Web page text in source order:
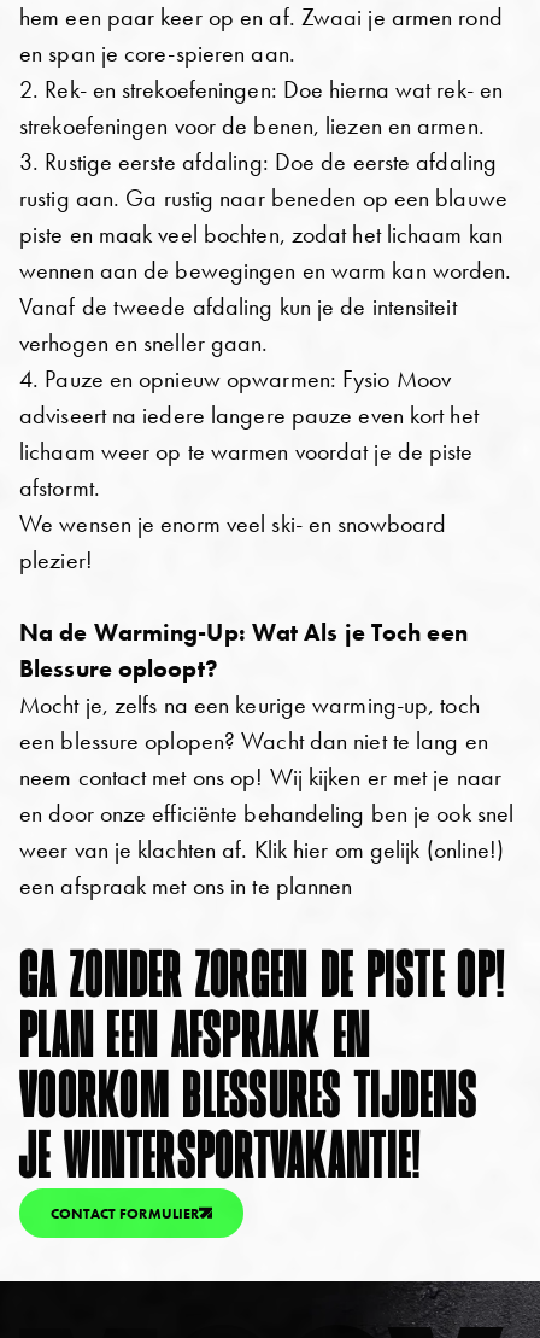
hem een paar keer op en af. Zwaai je armen rond
en span je core-spieren aan.
2. Rek- en strekoefeningen: Doe hierna wat rek- en
strekoefeningen voor de benen, liezen en armen.
3. Rustige eerste afdaling: Doe de eerste afdaling
rustig aan. Ga rustig naar beneden op een blauwe
piste en maak veel bochten, zodat het lichaam kan
wennen aan de bewegingen en warm kan worden.
Vanaf de tweede afdaling kun je de intensiteit
verhogen en sneller gaan.
4. Pauze en opnieuw opwarmen: Fysio Moov
adviseert na iedere langere pauze even kort het
lichaam weer op te warmen voordat je de piste
afstormt.
We wensen je enorm veel ski- en snowboard
plezier!
Na de Warming-Up: Wat Als je Toch een
Blessure oploopt?
Mocht je, zelfs na een keurige warming-up, toch
een blessure oplopen? Wacht dan niet te lang en
neem contact met ons op! Wij kijken er met je naar
en door onze efficiënte behandeling ben je ook snel
weer van je klachten af. Klik hier om gelijk (online!)
een afspraak met ons in te plannen
GA ZONDER ZORGEN DE PISTE OP!
PLAN EEN AFSPRAAK EN
VOORKOM BLESSURES TIJDENS
JE WINTERSPORTVAKANTIE!
CONTACT FORMULIER